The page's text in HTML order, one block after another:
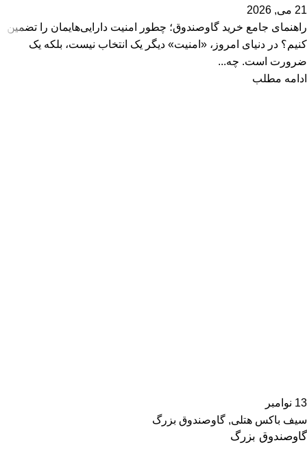
21 می, 2026
راهنمای جامع خرید گاوصندوق؛ چطور امنیت دارایی‌هایمان را تضمین
کنیم؟ در دنیای امروز، «امنیت» دیگر یک انتخاب نیست، بلکه یک
ضرورت است. چه...
ادامه مطلب
13 نوامبر
سیف باکس هتلی, گاوصندوق بزرگ
گاوصندوق بزرگ